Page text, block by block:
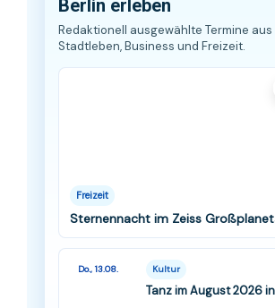
Berlin erleben
Redaktionell ausgewählte Termine aus
Stadtleben, Business und Freizeit.
Freizeit
Sternennacht im Zeiss
Do., 13.08. Kultur
Tanz im August 2026